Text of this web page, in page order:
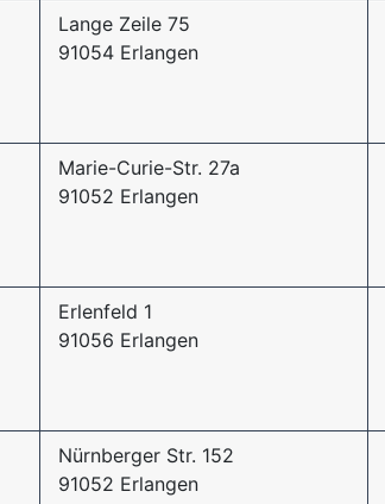
Lange Zeile 75
91054 Erlangen
Marie-Curie-Str. 27a
91052 Erlangen
Erlenfeld 1
91056 Erlangen
Nürnberger Str. 152
91052 Erlangen